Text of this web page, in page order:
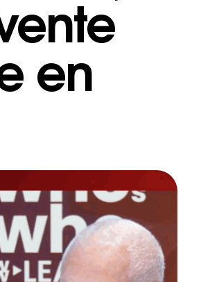
en